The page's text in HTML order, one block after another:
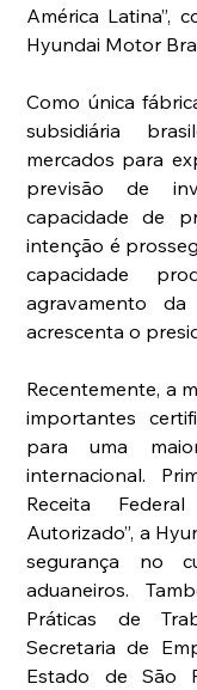
América Latina”,
Hyundai Motor
Como única
subsidiária
mercados para
previsão de
capacidade de
intenção é
capacidade
agravamento
acrescenta o
Recentemente, a
importantes
para uma
internacional.
Receita
Autorizado”, a
segurança no
aduaneiros.
Práticas de
Secretaria de
Estado de São